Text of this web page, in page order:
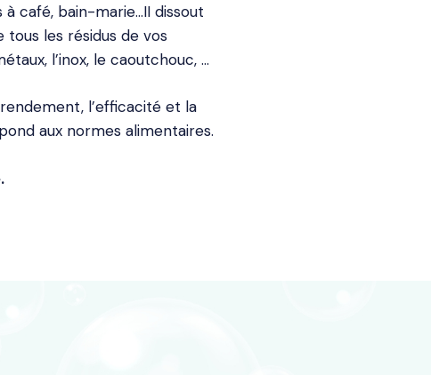
café, bain-marie…II dissout
les résidus de vos
l’inox, le caoutchouc, …
l’efficacité et la
aux normes alimentaires.